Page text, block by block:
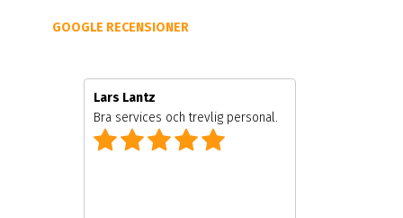
GOOGLE RECENSIONER
Lars Lantz
Bra services och trevlig personal.